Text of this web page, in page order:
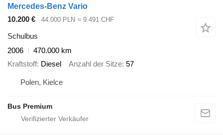
Mercedes-Benz Vario
10.200 €
44.000 PLN ≈ 9.491 CHF
Schulbus
2006
470.000 km
Kraftstoff Diesel Anzahl der Sitze 57
Polen, Kielce
Bus Premium